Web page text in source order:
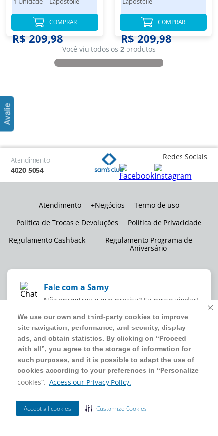
We use our own and third-party cookies to improve
site navigation, performance, and security, display
ads, and obtain statistics. By clicking on “Proceed
with all”, you agree to the storage of information for
such purposes, and it is possible to adapt the use of
cookies according to your preferences in “Personalize
cookies”. Access our Privacy Policy.
Accept all cookies Customize Cookies
We use our own and third-party cookies to improve
site navigation, performance, and security, display
ads, and obtain statistics. By clicking on “Proceed
with all”, you agree to the storage of information for
such purposes, and it is possible to adapt the use of
cookies according to your preferences in “Personalize
cookies”. Access our Privacy Policy.
Accept all cookies Customize Cookies
R$ 209,98
COMPRAR
R$ 209,98
COMPRAR
Você viu todos os 2 produtos
Atendimento
4020 5054
Redes Sociais
Atendimento +Negócios
Termo de uso
Política de Trocas e Devoluções
Política de Privacidade
Regulamento Cashback
Regulamento Programa de
Aniversário
Fale com a Samy
Não encontrou o que precisa? Eu posso ajudar!
WMB SUPERMERCADOS DO BRASIL LTDA
CNPJ sob o nº
00.063.960/0001-09
sediada na Av. Tucunaré, nº
125, Barueri, SP, CEP 06460-020
4020 5054
2024 Sam's Club | Todos os direitos reservados.